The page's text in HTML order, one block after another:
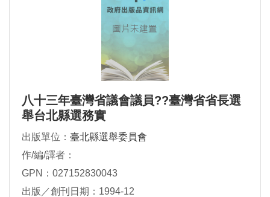
八十三年臺灣省議會議員??臺灣省省長選
舉台北縣選務實
出版單位： 臺北縣選舉委員會
作/編/譯者：
GPN：027152830043
出版／創刊日期：1994-12